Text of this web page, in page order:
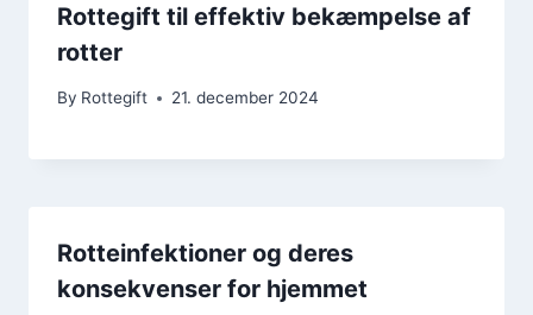
Rottegift til effektiv bekæmpelse af
rotter
By Rottegift 21. december 2024
Rotteinfektioner og deres
konsekvenser for hjemmet